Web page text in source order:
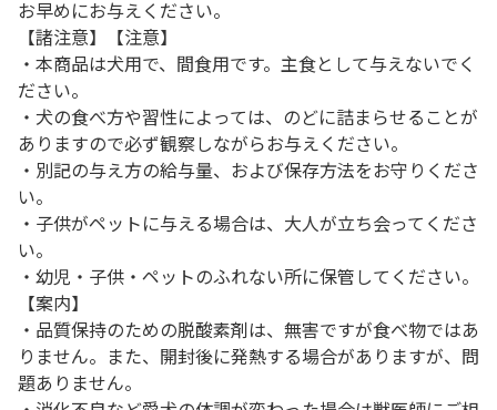
お早めにお与えください。
【諸注意】【注意】
・本商品は犬用で、間食用です。主食として与えないでく
ださい。
・犬の食べ方や習性によっては、のどに詰まらせることが
ありますので必ず観察しながらお与えください。
・別記の与え方の給与量、および保存方法をお守りくださ
い。
・子供がペットに与える場合は、大人が立ち会ってくださ
い。
・幼児・子供・ペットのふれない所に保管してください。
【案内】
・品質保持のための脱酸素剤は、無害ですが食べ物ではあ
りません。また、開封後に発熱する場合がありますが、問
題ありません。